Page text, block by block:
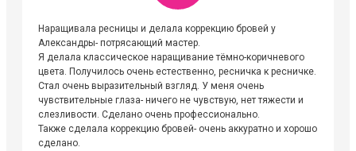
Наращивала ресницы и делала коррекцию бровей у
Александры- потрясающий мастер.
Я делала классическое наращивание тёмно-коричневого
цвета. Получилось очень естественно, ресничка к ресничке.
Стал очень выразительный взгляд. У меня очень
чувствительные глаза- ничего не чувствую, нет тяжести и
слезливости. Сделано очень профессионально.
Также сделала коррекцию бровей- очень аккуратно и хорошо
сделано.